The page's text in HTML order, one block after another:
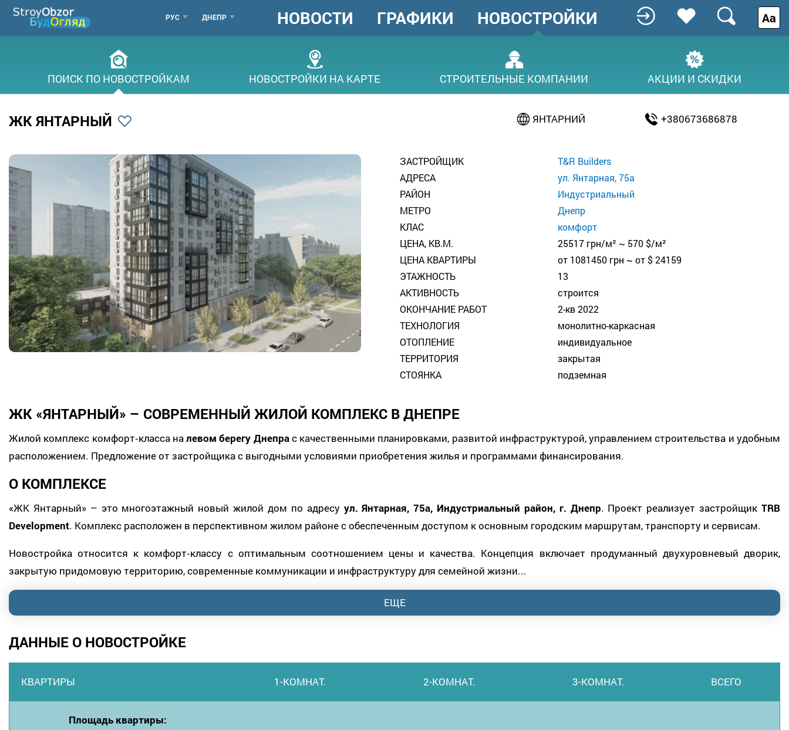
Перейти
основному
РУС
МЕНЮ
ГОРОДОВ
ДНЕПР
ГОЛОВНЕ
МЕНЮ
НОВОСТИ ГРАФИКИ НОВОСТРОЙКИ
ПОИСК ПО НОВОСТРОЙКАМ НОВОСТРОЙКИ НА КАРТЕ СТРОИТЕЛЬНЫЕ КОМПАНИИ АКЦИИ И СКИДКИ
Аа
ЖК ЯНТАРНЫЙ ЯНТАРНИЙ +380673686878
ЗАСТРОЙЩИК
T&R Builders
АДРЕСА
ул. Янтарная, 75а
РАЙОН
Индустриальный
МЕТРО
Днепр
КЛАС
комфорт
ЦЕНА, КВ.М.
25517 грн/м² ~ 570 $/м²
ЦЕНА КВАРТИРЫ
от 1081450 грн ~ от $ 24159
ЭТАЖНОСТЬ
13
АКТИВНОСТЬ
строится
ОКОНЧАНИЕ РАБОТ
2-кв 2022
ТЕХНОЛОГИЯ
монолитно-каркасная
ОТОПЛЕНИЕ
индивидуальное
ТЕРРИТОРИЯ
закрытая
СТОЯНКА
подземная
ЖК «ЯНТАРНЫЙ» – СОВРЕМЕННЫЙ ЖИЛОЙ КОМПЛЕКС В ДНЕПРЕ
Жилой комплекс комфорт‑класса налевом берегу Днепрас качественными планировками, развитой инфраструктурой, управлением строительства и удобным
расположением. Предложение от застройщика с выгодными условиями приобретения жилья и программами финансирования.
О КОМПЛЕКСЕ
«ЖК Янтарный» – это многоэтажный новый жилой дом по адресу ул. Янтарная, 75а, Индустриальный район, г. Днепр. Проект реализует застройщикTRB
Development. Комплекс расположен в перспективном жилом районе с обеспеченным доступом к основным городским маршрутам, транспорту и сервисам.
Новостройка относится к комфорт‑классу с оптимальным соотношением цены и качества. Концепция включает продуманный двухуровневый дворик,
закрытую придомовую территорию, современные коммуникации и инфраструктуру для семейной жизни...
ЕЩЕ
ДАННЫЕ О НОВОСТРОЙКЕ
КВАРТИРЫ 1-КОМНАТ. 2-КОМНАТ. 3-КОМНАТ. ВСЕГО
Площадь квартиры: